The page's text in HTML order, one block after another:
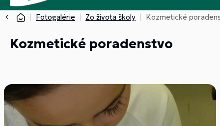
Fotogalérie Zo života školy Kozmetické
Kozmetické poradenstvo